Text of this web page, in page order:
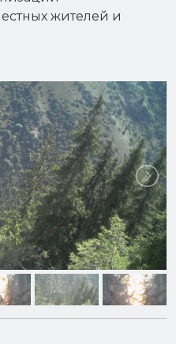
жителей и